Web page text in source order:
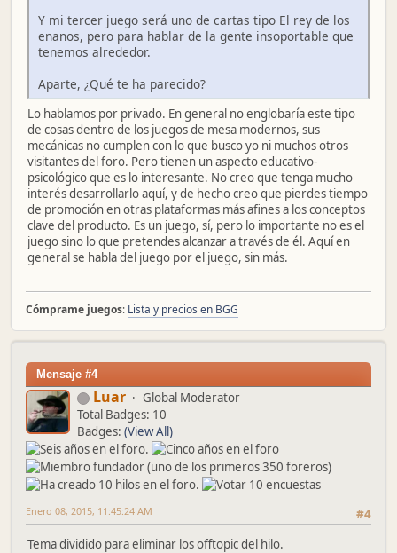
Y mi tercer juego será uno de cartas tipo El rey de los
enanos, pero para hablar de la gente insoportable que
tenemos alrededor.
Aparte, ¿Qué te ha parecido?
Lo hablamos por privado. En general no englobaría este tipo
de cosas dentro de los juegos de mesa modernos, sus
mecánicas no cumplen con lo que busco yo ni muchos otros
visitantes del foro. Pero tienen un aspecto educativo-
psicológico que es lo interesante. No creo que tenga mucho
interés desarrollarlo aquí, y de hecho creo que pierdes tiempo
de promoción en otras plataformas más afines a los conceptos
clave del producto. Es un juego, sí, pero lo importante no es el
juego sino lo que pretendes alcanzar a través de él. Aquí en
general se habla del juego por el juego, sin más.
Cómprame juegos: Lista y precios en BGG
Mensaje #4
Luar
Global Moderator
Total Badges: 10
Badges: (View All)
#4
Enero 08, 2015, 11:45:24 AM
Tema dividido para eliminar los offtopic del hilo.